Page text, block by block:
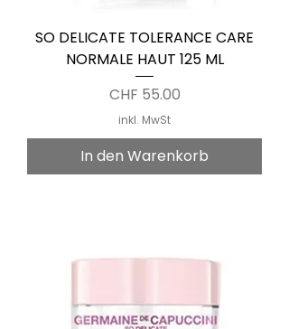
SO DELICATE TOLERANCE CARE
NORMALE HAUT 125 ML
Preis
CHF 55.00
inkl. MwSt
In den Warenkorb